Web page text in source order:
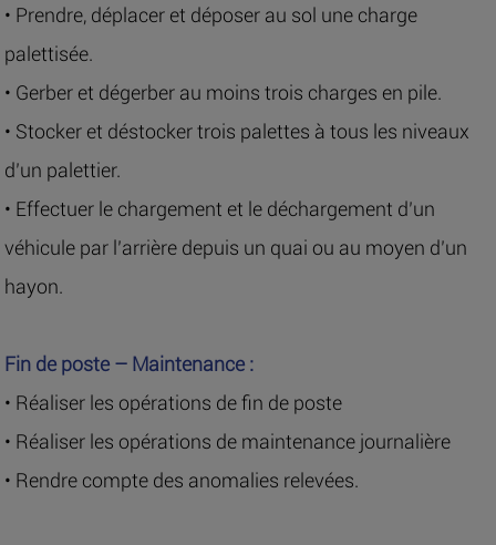
• Prendre, déplacer et déposer au sol une charge
palettisée.
• Gerber et dégerber au moins trois charges en pile.
• Stocker et déstocker trois palettes à tous les niveaux
d’un palettier.
• Effectuer le chargement et le déchargement d’un
véhicule par l’arrière depuis un quai ou au moyen d’un
hayon.
Fin de poste – Maintenance :
• Réaliser les opérations de fin de poste
• Réaliser les opérations de maintenance journalière
• Rendre compte des anomalies relevées.